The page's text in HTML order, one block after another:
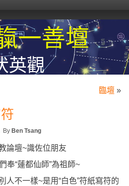
一善壇
英觀
臨壇 »
By Ben Tsang
論壇~識佐位朋友
奉“蓮都仙師”為祖師~
人不一樣~是用“白色”符紙寫符的